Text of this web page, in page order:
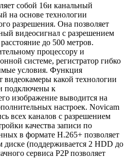
собой 16и канальный
на основе технологии
разрешения. Она позволяет
видеосигнал с разрешением
до 500 метров.
процессору и
системе, регистратор гибко
условия. Функция
видеокамеры какой технологии
подключены к
изображение выводится на
настроек. Novicam
всех каналов с разрешением
качества записи по
в формате H.265+ позволяет
диске (поддерживается 2 HDD до
сервиса P2P позволяет